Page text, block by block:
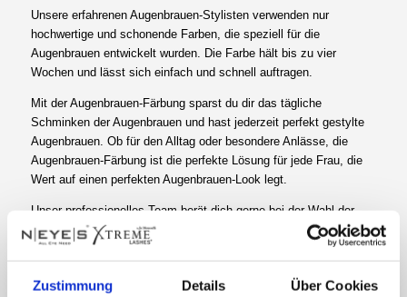
Zustimmung Details Über Cookies
Unsere erfahrenen Augenbrauen-Stylisten verwenden nur
hochwertige und schonende Farben, die speziell für die
Augenbrauen entwickelt wurden. Die Farbe hält bis zu vier
Wochen und lässt sich einfach und schnell auftragen.
Mit der Augenbrauen-Färbung sparst du dir das tägliche
Schminken der Augenbrauen und hast jederzeit perfekt gestylte
Augenbrauen. Ob für den Alltag oder besondere Anlässe, die
Augenbrauen-Färbung ist die perfekte Lösung für jede Frau, die
Wert auf einen perfekten Augenbrauen-Look legt.
Unser professionelles Team berät dich gerne bei der Wahl der
passenden Farbe und berücksichtigt dabei auch deine
individuellen Wünsche und Vorstellungen. Überzeuge dich selbst
deine Augenbrauen-Färbung.